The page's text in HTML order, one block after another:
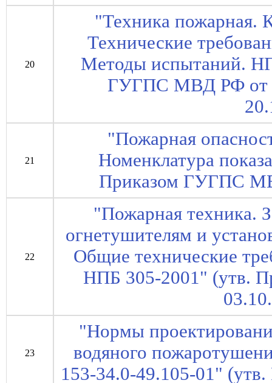
20
"Техника пожарная.
Технические
Методы испытаний.
ГУГПС МВД РФ от
21
"Пожарная
Номенклатура
Приказом ГУГПС
22
"Пожарная техника.
огнетушителям и
Общие технические
НПБ 305-2001" (утв.
23
"Нормы
водяного
153-34.0-49.105-01"